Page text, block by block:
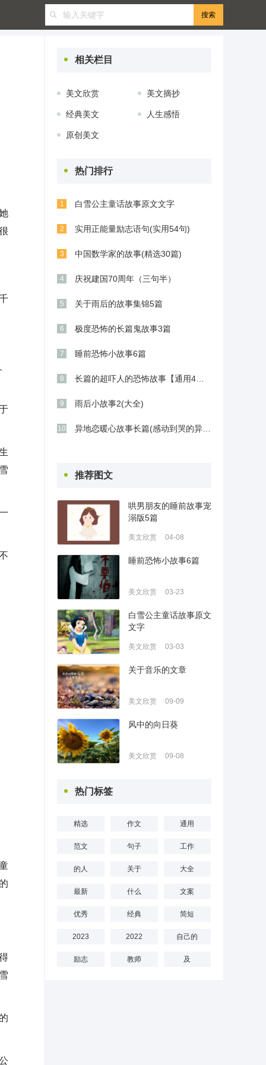
相关栏目
美文欣赏 美文摘抄
经典美文 人生感悟
原创美文
热门排行
1 白雪公主童话故事原文文字
2 实用正能量励志语句(实用54句)
3 中国数学家的故事(精选30篇)
4 庆祝建国70周年（三句半）
5 关于雨后的故事集锦5篇
6 极度恐怖的长篇鬼故事3篇
7 睡前恐怖小故事6篇
8
9 雨后小故事2(大全)
10
推荐图文
哄男朋友的睡前故事宠
溺版5篇
美文欣赏 04-08
睡前恐怖小故事6篇
美文欣赏 03-23
白雪公主童话故事原文
文字
美文欣赏 03-03
关于音乐的文章
美文欣赏 09-09
风中的向日葵
美文欣赏 09-08
热门标签
精选 作文 通用
范文 句子 工作
的人 关于 大全
最新 什么 文案
优秀 经典 简短
2023 2022 自己的
励志 教师 及